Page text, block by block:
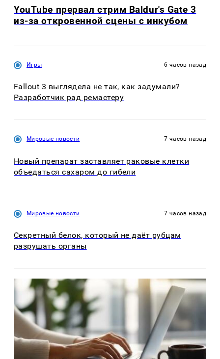
YouTube прервал стрим Baldur's Gate 3
из-за откровенной сцены с инкубом
Игры 6 часов назад
Fallout 3 выглядела не так, как задумали?
Разработчик рад ремастеру
Мировые новости 7 часов назад
Новый препарат заставляет раковые клетки
объедаться сахаром до гибели
Мировые новости 7 часов назад
Секретный белок, который не даёт рубцам
разрушать органы